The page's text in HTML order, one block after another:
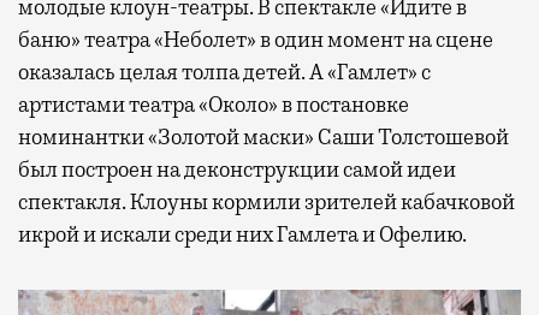
молодые клоун-театры. В спектакле «Идите в
баню» театра «Неболет» в один момент на сцене
оказалась целая толпа детей. А «Гамлет» с
артистами театра «Около» в постановке
номинантки «Золотой маски» Саши Толстошевой
был построен на деконструкции самой идеи
спектакля. Клоуны кормили зрителей кабачковой
икрой и искали среди них Гамлета и Офелию.